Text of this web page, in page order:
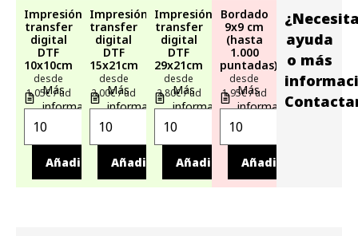
Impresión
transfer
digital
DTF
10x10cm
desde
1,05€ / ud
Más
información
Añadir
Impresión
transfer
digital
DTF
15x21cm
desde
2,00€ / ud
Más
información
Añadir
Impresión
transfer
digital
DTF
29x21cm
desde
2,80€ / ud
Más
información
Añadir
Bordado
9x9 cm
(hasta
1.000
puntadas)
desde
1,95€ / ud
Más
información
Añadir
ayuda
o más